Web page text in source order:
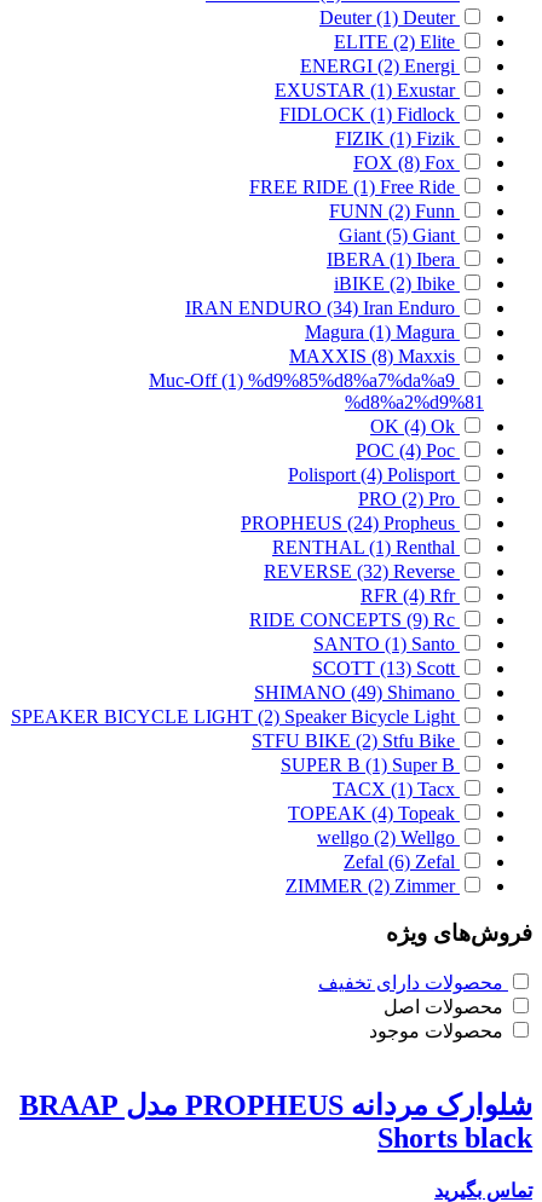
Deuter (1) Deuter
ELITE (2) Elite
ENERGI (2) Energi
EXUSTAR (1) Exustar
FIDLOCK (1) Fidlock
FIZIK (1) Fizik
FOX (8) Fox
FREE RIDE (1) Free Ride
FUNN (2) Funn
Giant (5) Giant
IBERA (1) Ibera
iBIKE (2) Ibike
IRAN ENDURO (34) Iran Enduro
Magura (1) Magura
MAXXIS (8) Maxxis
Muc-Off (1) %d9%85%d8%a7%da%a9
%d8%a2%d9%81
OK (4) Ok
POC (4) Poc
Polisport (4) Polisport
PRO (2) Pro
PROPHEUS (24) Propheus
RENTHAL (1) Renthal
REVERSE (32) Reverse
RFR (4) Rfr
RIDE CONCEPTS (9) Rc
SANTO (1) Santo
SCOTT (13) Scott
SHIMANO (49) Shimano
SPEAKER BICYCLE LIGHT (2) Speaker Bicycle Light
STFU BIKE (2) Stfu Bike
SUPER B (1) Super B
TACX (1) Tacx
TOPEAK (4) Topeak
wellgo (2) Wellgo
Zefal (6) Zefal
ZIMMER (2) Zimmer
فروش‌های ویژه
محصولات دارای تخفیف
محصولات اصل
محصولات موجود
شلوارک مردانه PROPHEUS مدل BRAAP
Shorts black
تماس بگیرید